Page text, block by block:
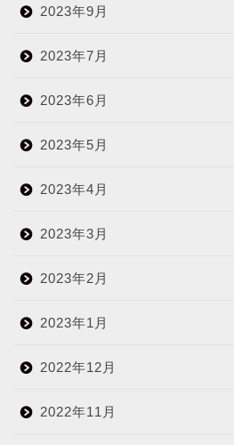
2023年9月
2023年7月
2023年6月
2023年5月
2023年4月
2023年3月
2023年2月
2023年1月
2022年12月
2022年11月